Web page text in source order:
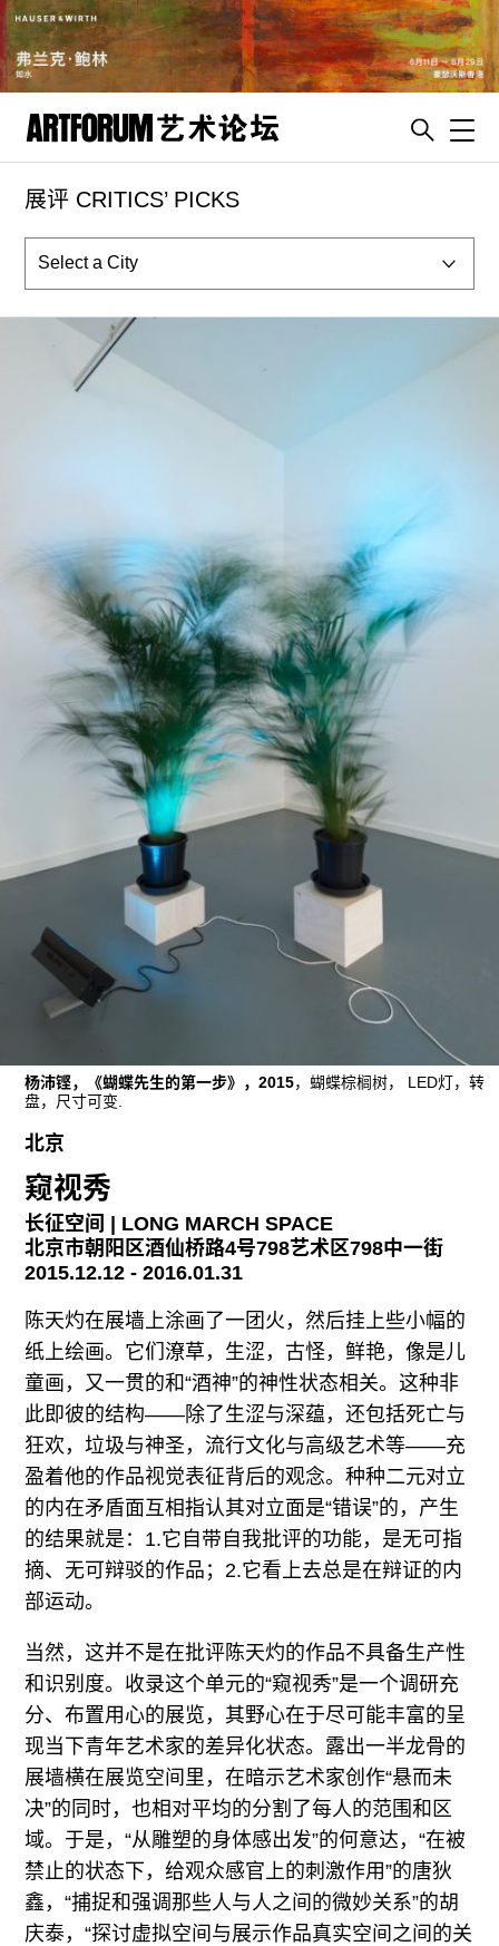
artguide
新闻
杂志
订阅
往期内容
联系我们
关注我们
展评 CRITICS’ PICKS
杨沛铿，《蝴蝶先生的第一步》，2015，蝴蝶棕榈树， LED灯，转
盘，尺寸可变.
北京
窥视秀
长征空间 | LONG MARCH SPACE
北京市朝阳区酒仙桥路4号798艺术区798中一街
2015.12.12 - 2016.01.31
陈天灼在展墙上涂画了一团火，然后挂上些小幅的
纸上绘画。它们潦草，生涩，古怪，鲜艳，像是儿
童画，又一贯的和“酒神”的神性状态相关。这种非
此即彼的结构——除了生涩与深蕴，还包括死亡与
狂欢，垃圾与神圣，流行文化与高级艺术等——充
盈着他的作品视觉表征背后的观念。种种二元对立
的内在矛盾面互相指认其对立面是“错误”的，产生
的结果就是：1.它自带自我批评的功能，是无可指
摘、无可辩驳的作品；2.它看上去总是在辩证的内
部运动。
当然，这并不是在批评陈天灼的作品不具备生产性
和识别度。收录这个单元的“窥视秀”是一个调研充
分、布置用心的展览，其野心在于尽可能丰富的呈
现当下青年艺术家的差异化状态。露出一半龙骨的
展墙横在展览空间里，在暗示艺术家创作“悬而未
决”的同时，也相对平均的分割了每人的范围和区
域。于是，“从雕塑的身体感出发”的何意达，“在被
禁止的状态下，给观众感官上的刺激作用”的唐狄
鑫，“捕捉和强调那些人与人之间的微妙关系”的胡
庆泰，“探讨虚拟空间与展示作品真实空间之间的关